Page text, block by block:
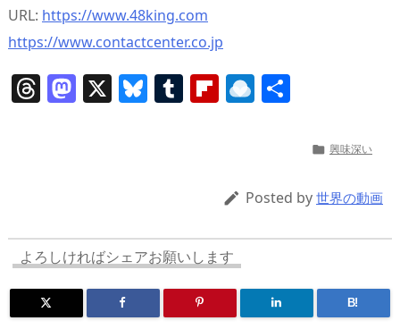
URL: https://www.48king.com
https://www.contactcenter.co.jp
T
s
M
o
n
X Bl T Fl
ar
d
R
ro
p.
 興味深い
 Posted by 世界の動画
よろしければシェアお願いします
B!